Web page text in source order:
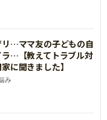
…ママ友の子どもの自
…【教えてトラブル対
に聞きました】
み